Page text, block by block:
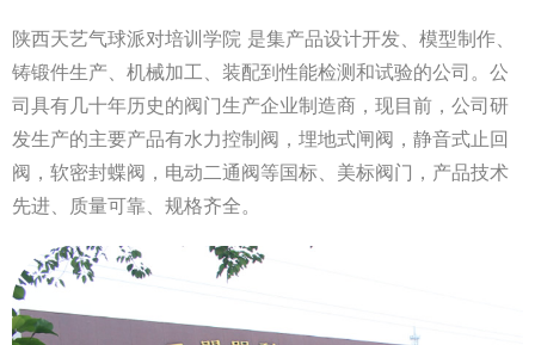
陕西天艺气球派对培训学院 是集产品设计开发、模型制作、
铸锻件生产、机械加工、装配到性能检测和试验的公司。公
司具有几十年历史的阀门生产企业制造商，现目前，公司研
发生产的主要产品有水力控制阀，埋地式闸阀，静音式止回
阀，软密封蝶阀，电动二通阀等国标、美标阀门，产品技术
先进、质量可靠、规格齐全。